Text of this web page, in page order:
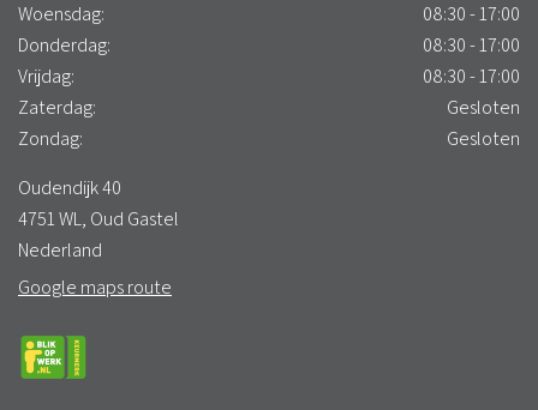
Woensdag:
08:30 - 17:00
Donderdag:
08:30 - 17:00
Vrijdag:
08:30 - 17:00
Zaterdag:
Gesloten
Zondag:
Gesloten
Oudendijk 40
4751 WL, Oud Gastel
Nederland
Google maps route